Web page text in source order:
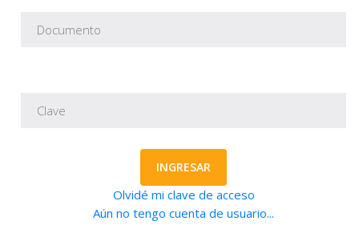
INGRESAR
Olvidé mi clave de acceso
Aún no tengo cuenta de usuario...